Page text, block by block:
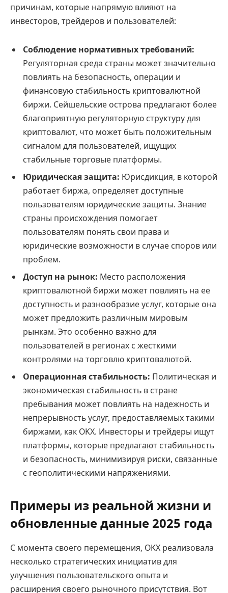
причинам, которые напрямую влияют на
инвесторов, трейдеров и пользователей:
Соблюдение нормативных требований:
Регуляторная среда страны может значительно
повлиять на безопасность, операции и
финансовую стабильность криптовалютной
биржи. Сейшельские острова предлагают более
благоприятную регуляторную структуру для
криптовалют, что может быть положительным
сигналом для пользователей, ищущих
стабильные торговые платформы.
Юридическая защита: Юрисдикция, в которой
работает биржа, определяет доступные
пользователям юридические защиты. Знание
страны происхождения помогает
пользователям понять свои права и
юридические возможности в случае споров или
проблем.
Доступ на рынок: Место расположения
криптовалютной биржи может повлиять на ее
доступность и разнообразие услуг, которые она
может предложить различным мировым
рынкам. Это особенно важно для
пользователей в регионах с жесткими
контролями на торговлю криптовалютой.
Операционная стабильность: Политическая и
экономическая стабильность в стране
пребывания может повлиять на надежность и
непрерывность услуг, предоставляемых такими
биржами, как OKX. Инвесторы и трейдеры ищут
платформы, которые предлагают стабильность
и безопасность, минимизируя риски, связанные
с геополитическими напряжениями.
Примеры из реальной жизни и
обновленные данные 2025 года
С момента своего перемещения, OKX реализовала
несколько стратегических инициатив для
улучшения пользовательского опыта и
расширения своего рыночного присутствия. Вот